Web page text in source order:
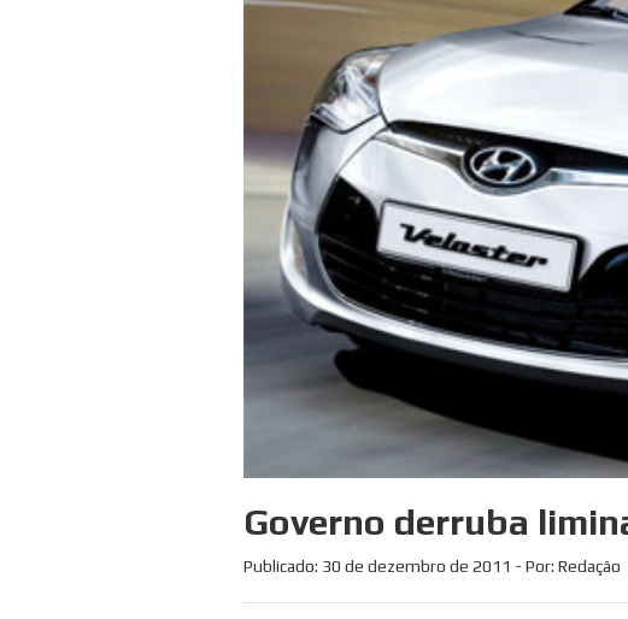
Governo derruba
Publicado: 30 de dezembro de 2011 - Por: Redação